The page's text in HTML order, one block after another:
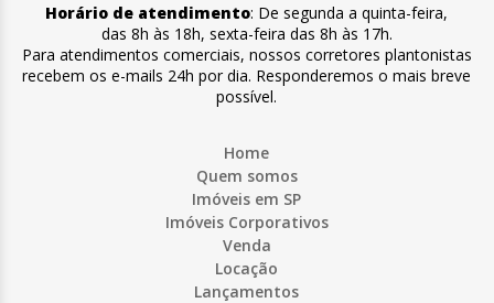
Horário de atendimento: De segunda a quinta-feira,
das 8h às 18h, sexta-feira das 8h às 17h.
Para atendimentos comerciais, nossos corretores plantonistas
recebem os e-mails 24h por dia. Responderemos o mais breve
possível.
Home
Quem somos
Imóveis em SP
Imóveis Corporativos
Venda
Locação
Lançamentos